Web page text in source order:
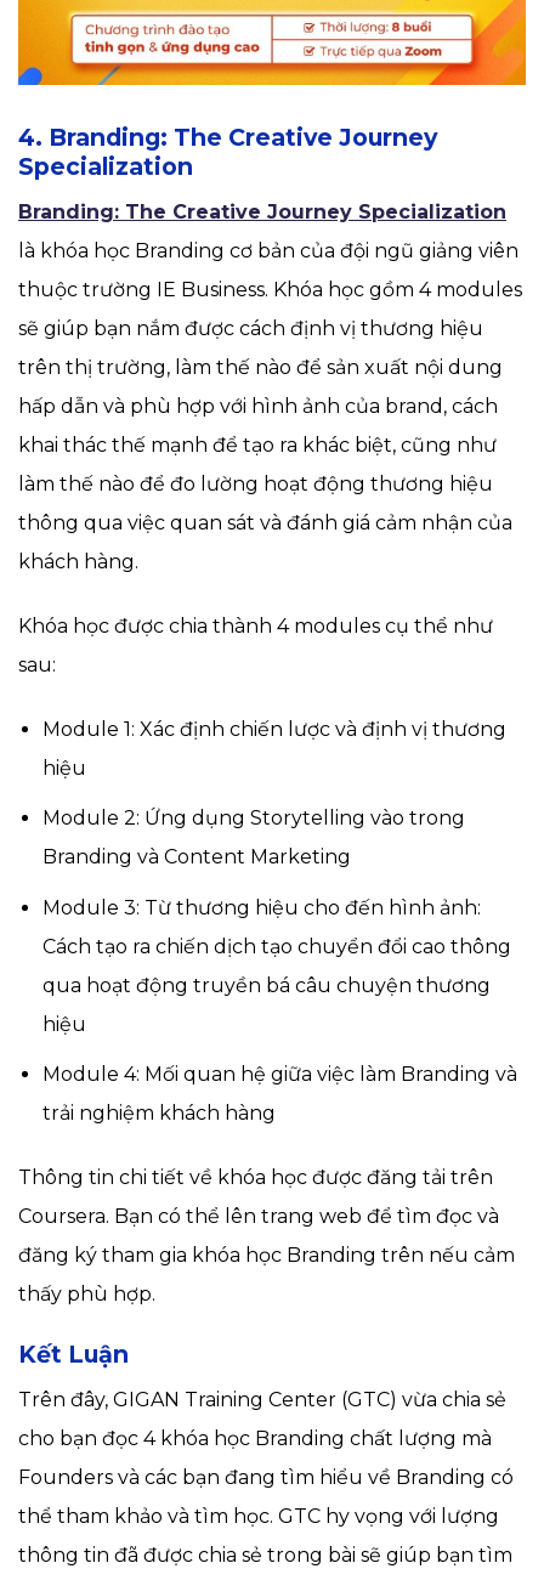
4. Branding: The Creative Journey
Specialization
Branding: The Creative Journey Specialization
là khóa học Branding cơ bản của đội ngũ giảng viên
thuộc trường IE Business. Khóa học gồm 4 modules
sẽ giúp bạn nắm được cách định vị thương hiệu
trên thị trường, làm thế nào để sản xuất nội dung
hấp dẫn và phù hợp với hình ảnh của brand, cách
khai thác thế mạnh để tạo ra khác biệt, cũng như
làm thế nào để đo lường hoạt động thương hiệu
thông qua việc quan sát và đánh giá cảm nhận của
khách hàng.
Khóa học được chia thành 4 modules cụ thể như
sau:
Module 1: Xác định chiến lược và định vị thương
hiệu
Module 2: Ứng dụng Storytelling vào trong
Branding và Content Marketing
Module 3: Từ thương hiệu cho đến hình ảnh:
Cách tạo ra chiến dịch tạo chuyển đổi cao thông
qua hoạt động truyền bá câu chuyện thương
hiệu
Module 4: Mối quan hệ giữa việc làm Branding và
trải nghiệm khách hàng
Thông tin chi tiết về khóa học được đăng tải trên
Coursera. Bạn có thể lên trang web để tìm đọc và
đăng ký tham gia khóa học Branding trên nếu cảm
thấy phù hợp.
Kết Luận
Trên đây, GIGAN Training Center (GTC) vừa chia sẻ
cho bạn đọc 4 khóa học Branding chất lượng mà
Founders và các bạn đang tìm hiểu về Branding có
thể tham khảo và tìm học. GTC hy vọng với lượng
thông tin đã được chia sẻ trong bài sẽ giúp bạn tìm